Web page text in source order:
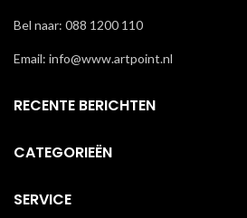
Bel naar: 088 1200 110
Email: info@www.artpoint.nl
RECENTE BERICHTEN
CATEGORIEËN
SERVICE